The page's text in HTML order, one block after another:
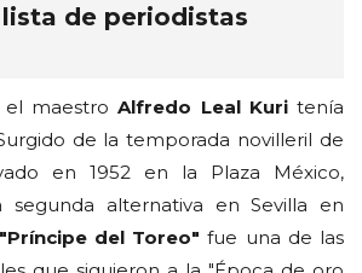
de periodistas
el maestroAlfredo Leal Kuritenía
de la temporada novilleril de
en 1952 en la Plaza México,
segunda alternativa en Sevilla en
"Príncipe del Toreo" fue una de las